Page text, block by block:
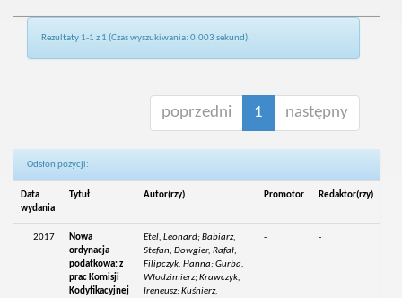
Rezultaty 1-1 z 1 (Czas wyszukiwania: 0.003 sekund).
poprzedni 1 następny
Odsłon pozycji:
Data
wydania
Tytuł Autor(rzy) Promotor Redaktor(rzy)
2017
Nowa
ordynacja
podatkowa: z
prac Komisji
Kodyfikacyjnej
Etel, Leonard; Babiarz,
Stefan; Dowgier, Rafał;
Filipczyk, Hanna; Gurba,
Włodzimierz; Krawczyk,
Ireneusz; Kuśnierz,
- -